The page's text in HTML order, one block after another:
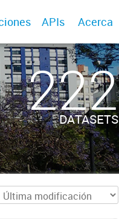
APIs Acerca
222
DATASETS